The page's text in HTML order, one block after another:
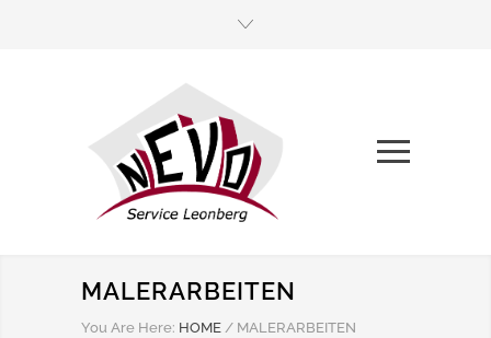
MALERARBEITEN
You Are Here: HOME / MALERARBEITEN